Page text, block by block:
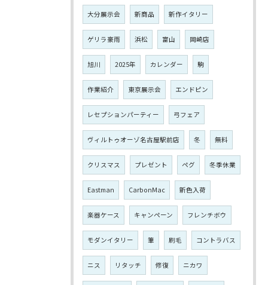
大分展示会 新商品 新作イタリー
ゲリラ豪雨 浜松 富山 岡崎店
旭川 2025年 カレンダー 駒
作業紹介 東京展示会 エンドピン
レセプションパーティー 弓フェア
ヴィルトゥオーゾ名古屋駅前店 冬 無料
クリスマス プレゼント ペグ 冬季休業
Eastman CarbonMac 新色入荷
楽器ケース キャンペーン フレンチボウ
モダンイタリー 筆 刷毛 コントラバス
ニス リタッチ 修復 ニカワ